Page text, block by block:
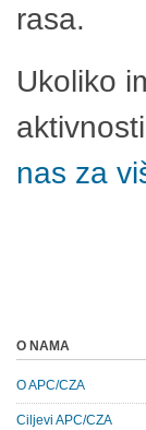
rasa.
Ukoliko
nas za
O NAMA
O APC/CZA
Ciljevi APC/CZA